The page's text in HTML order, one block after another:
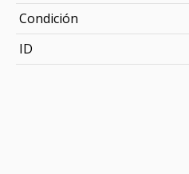
Condición
ID